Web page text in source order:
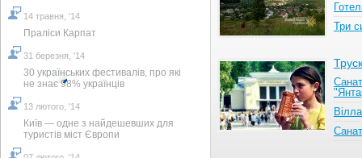
14 травня, '14
Праліси Карпат
31 березня, '14
30 українських фестивалів, про які
не знає 98% українців
13 лютого, '14
Київ — одне з найдешевших для
туристів міст Європи
Три